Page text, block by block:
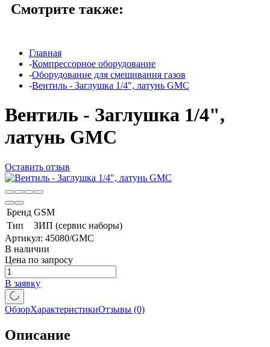
Смотрите также:
Главная
-Компрессорное оборудование
-Оборудование для смешивания газов
-Вентиль - Заглушка 1/4", латунь GMC
Вентиль - Заглушка 1/4",
латунь GMC
Оставить отзыв
Бренд GSM
Тип
ЗИП (сервис наборы)
Артикул: 45080/GMC
В наличии
Цена по запросу
В заявку
ОбзорХарактеристикиОтзывы (0)
Описание